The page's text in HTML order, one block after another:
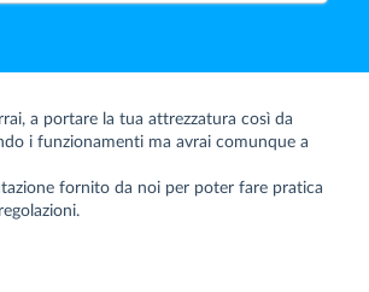
a portare la tua attrezzatura così da
i funzionamenti ma avrai comunque a
fornito da noi per poter fare pratica